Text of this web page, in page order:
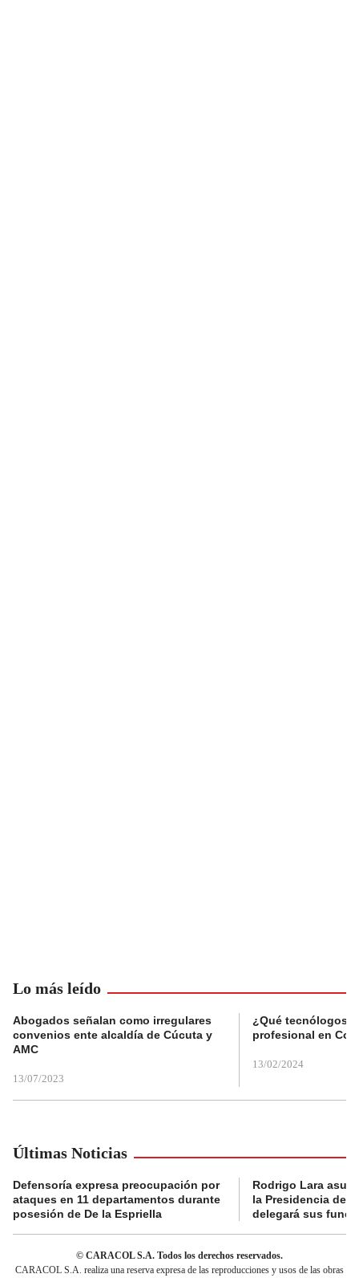
Lo más leído
Abogados señalan como irregulares
convenios ente alcaldía de Cúcuta y
AMC
13/07/2023
¿Qué tecnólogos
profesional en
13/02/2024
Últimas Noticias
Defensoría expresa preocupación por
ataques en 11 departamentos durante
posesión de De la Espriella
Rodrigo Lara
la Presidencia del
delegará sus
© CARACOL S.A. Todos los derechos reservados.
CARACOL S.A. realiza una reserva expresa de las reproducciones y usos de las obras